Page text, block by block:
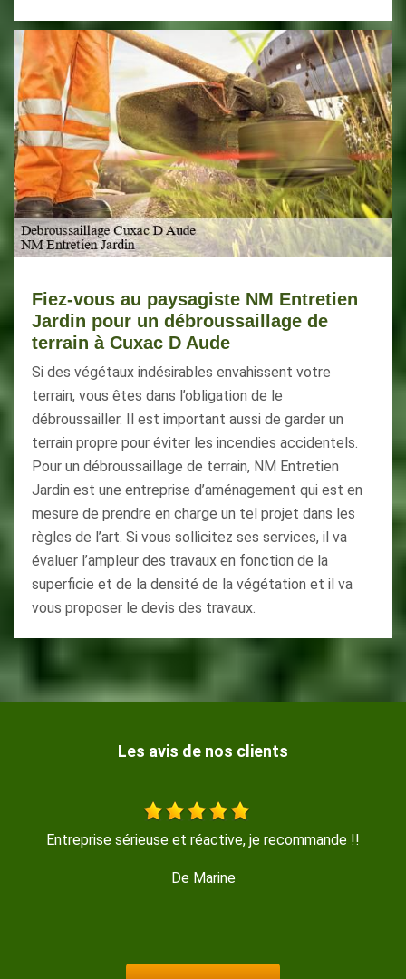
Fiez-vous au paysagiste NM Entretien
Jardin pour un débroussaillage de
terrain à Cuxac D Aude
Si des végétaux indésirables envahissent votre
terrain, vous êtes dans l’obligation de le
débroussailler. Il est important aussi de garder un
terrain propre pour éviter les incendies accidentels.
Pour un débroussaillage de terrain, NM Entretien
Jardin est une entreprise d’aménagement qui est en
mesure de prendre en charge un tel projet dans les
règles de l’art. Si vous sollicitez ses services, il va
évaluer l’ampleur des travaux en fonction de la
superficie et de la densité de la végétation et il va
vous proposer le devis des travaux.
Les avis de nos clients
travail sérieux rapide bon contact
De Coquille